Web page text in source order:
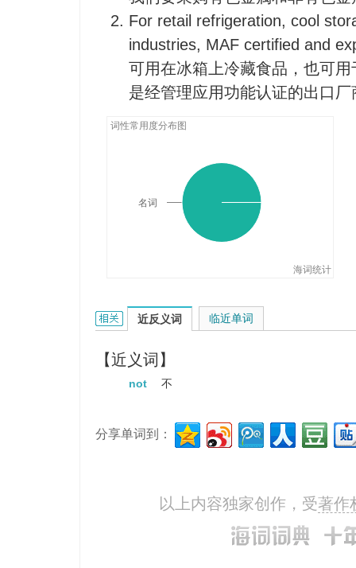
For retail refrigeration, cool
industries, MAF certified and
可用在冰箱上冷藏食品，也可
是经管理应用功能认证的出口厂
词性常用度分布图
海词统计
名词
non的相关资料：
近反义词
【近义词】
not 不
临近单词
分享单词到：
以上内容独家创作，受著作